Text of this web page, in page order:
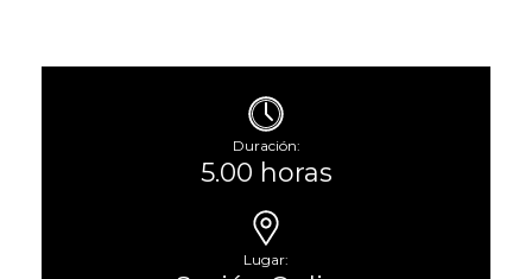
Duración:
5.00 horas
Lugar: